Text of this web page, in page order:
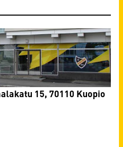
15, 70110 Kuopio